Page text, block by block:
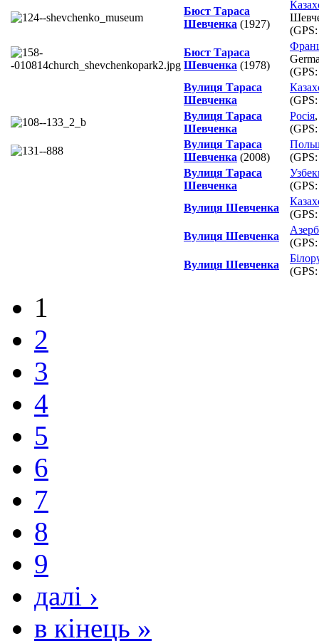
Бюст Тараса
Шевченка (1927)
Бюст Тараса
Шевченка (1978)
Вулиця Тараса
Шевченка
Вулиця Тараса
Шевченка
Росія
Вулиця Тараса
Шевченка (2008)
Вулиця Тараса
Шевченка
Вулиця Шевченка
Вулиця Шевченка
Вулиця Шевченка
1
2
3
4
5
6
7
8
9
далі ›
в кінець »